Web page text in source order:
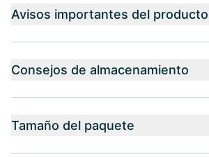
Avisos importantes del producto
Consejos de almacenamiento
Tamaño del paquete